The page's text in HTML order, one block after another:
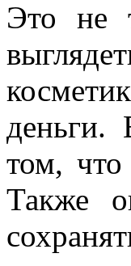
Это не
деньги.
том,
Также